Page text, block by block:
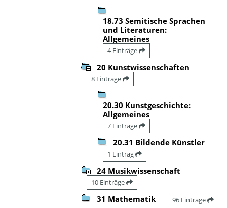
18.73 Semitische Sprachen
und Literaturen:
Allgemeines
4 Einträge
20 Kunstwissenschaften
8 Einträge
20.30 Kunstgeschichte:
Allgemeines
7 Einträge
20.31 Bildende Künstler
1 Eintrag
24 Musikwissenschaft
10 Einträge
31 Mathematik 96 Einträge